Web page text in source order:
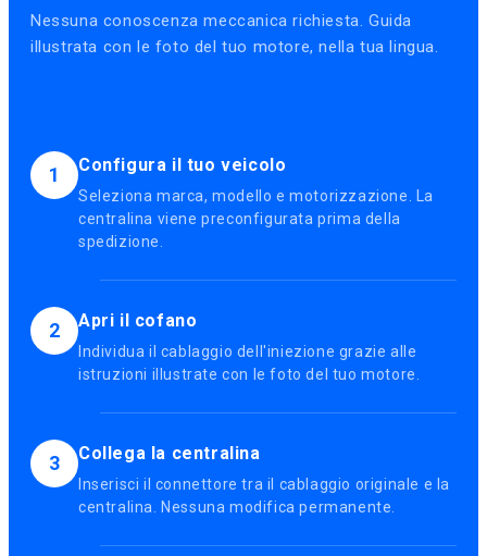
Nessuna conoscenza meccanica richiesta. Guida
illustrata con le foto del tuo motore, nella tua lingua.
1 Configura il tuo veicolo
Seleziona marca, modello e motorizzazione. La
centralina viene preconfigurata prima della
spedizione.
2 Apri il cofano
Individua il cablaggio dell'iniezione grazie alle
istruzioni illustrate con le foto del tuo motore.
3 Collega la centralina
Inserisci il connettore tra il cablaggio originale e la
centralina. Nessuna modifica permanente.